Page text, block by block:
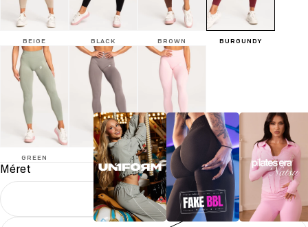
BEIGE BLACK BROWN BURGUNDY
GREEN GREY PINK
Méret
XS